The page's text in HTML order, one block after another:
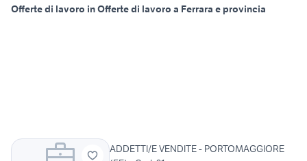
Offerte di lavoro in Offerte di lavoro a Ferrara e provincia
ADDETTI/E VENDITE - PORTOMAGGIORE